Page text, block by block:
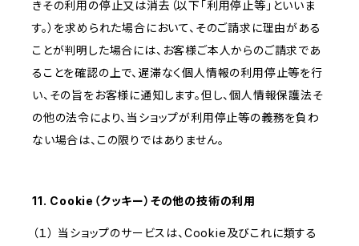
きその利用の停止又は消去（以下「利用停止等」といいま
す。）を求められた場合において、そのご請求に理由がある
ことが判明した場合には、お客様ご本人からのご請求であ
ることを確認の上で、遅滞なく個人情報の利用停止等を行
い、その旨をお客様に通知します。但し、個人情報保護法そ
の他の法令により、当ショップが利用停止等の義務を負わ
ない場合は、この限りではありません。
11. Cookie（クッキー）その他の技術の利用
（１） 当ショップのサービスは、Cookie及びこれに類する